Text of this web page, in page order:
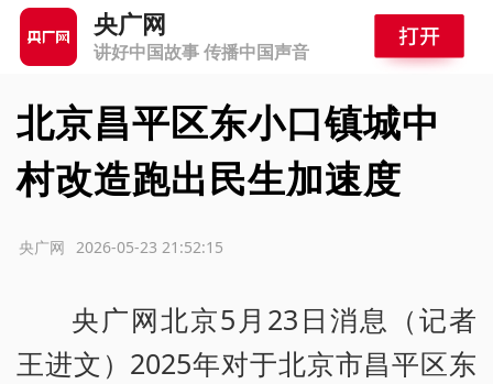
央广网
讲好中国故事 传播中国声音
北京昌平区东小口镇城中
村改造跑出民生加速度
2026-05-23 21:52:15
央广网
央广网北京5月23日消息（记者
王进文）2025年对于北京市昌平区东